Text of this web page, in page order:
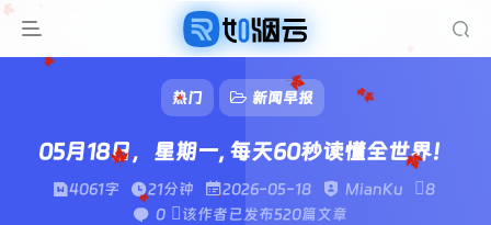
热门 新闻早报
05月18日，星期一, 每天60秒读懂全世界！
4061字 21分钟 2026-05-18 MianKu
8
0
该作者已发布520篇文章